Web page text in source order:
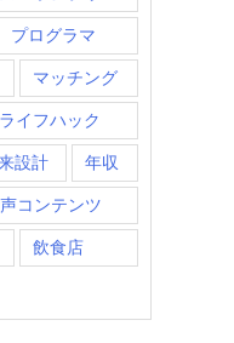
プログラマ
マッチング
ライフハック
設計 年収
コンテンツ
飲食店